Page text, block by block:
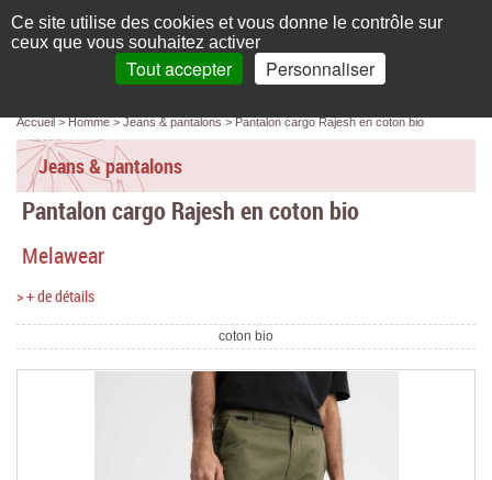
L'élégance au naturel
compte
Français
Recherche
Accueil
Femme
Homme
Bébé & enfant
Chaussures & Sacs
Accueil Homme Jeans & pantalons Pantalon cargo Rajesh en coton bio
Jeans & pantalons
Pantalon cargo Rajesh en coton bio
Melawear
> + de détails
coton bio
Panneau de gestion des cookies
Ce site utilise des cookies et vous donne le contrôle sur
ceux que vous souhaitez activer
Tout accepter Personnaliser